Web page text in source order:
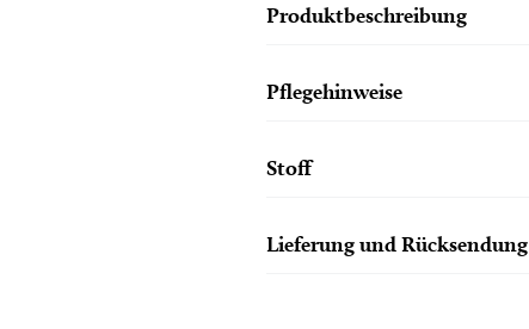
Produktbeschreibung
Pflegehinweise
Stoff
Lieferung und Rücksendung